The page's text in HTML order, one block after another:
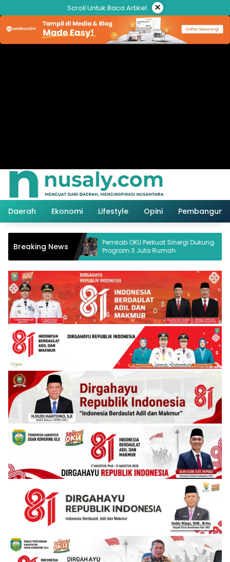
ke
konten
Scroll Untuk Baca Artikel ×
Daerah Ekonomi Lifestyle Opini
Breaking News
Desak
Pemkab OKU Perkuat Sinergi Dukung
Program 3 Juta Rumah